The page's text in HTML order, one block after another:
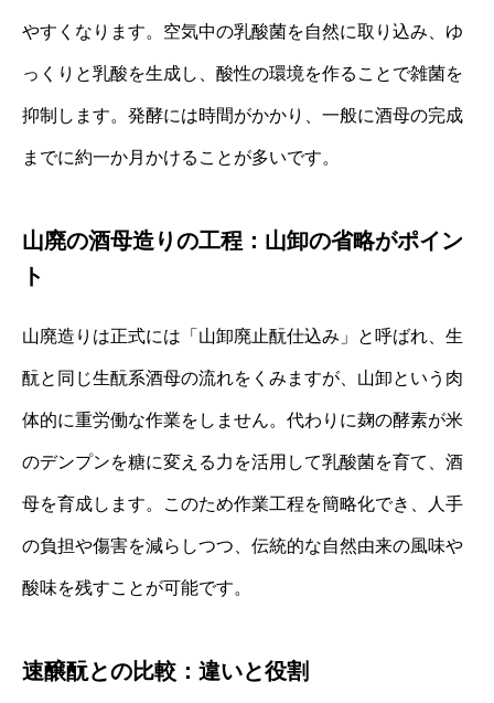
やすくなります。空気中の乳酸菌を自然に取り込み、ゆ
っくりと乳酸を生成し、酸性の環境を作ることで雑菌を
抑制します。発酵には時間がかかり、一般に酒母の完成
までに約一か月かけることが多いです。
山廃の酒母造りの工程：山卸の省略がポイン
ト
山廃造りは正式には「山卸廃止酛仕込み」と呼ばれ、生
酛と同じ生酛系酒母の流れをくみますが、山卸という肉
体的に重労働な作業をしません。代わりに麹の酵素が米
のデンプンを糖に変える力を活用して乳酸菌を育て、酒
母を育成します。このため作業工程を簡略化でき、人手
の負担や傷害を減らしつつ、伝統的な自然由来の風味や
酸味を残すことが可能です。
速醸酛との比較：違いと役割